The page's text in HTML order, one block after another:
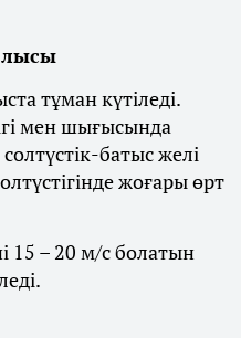
тұман күтіледі.
мен шығысында
батыс желі
жоғары өрт
15 – 20 м/с болатын